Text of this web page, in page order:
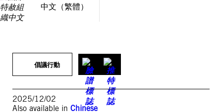
中文（繁體）
倡議行動
2025/12/02
Also available in Chinese